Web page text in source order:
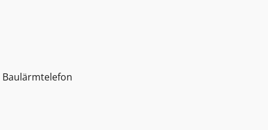
Baulärmtelefon